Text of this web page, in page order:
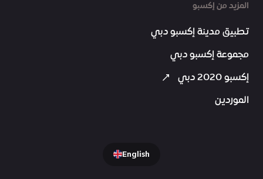
المزيد من إكسبو
تطبيق مدينة إكسبو دبي
مجموعة إكسبو دبي
إكسبو 2020 دبي
الموردين
English